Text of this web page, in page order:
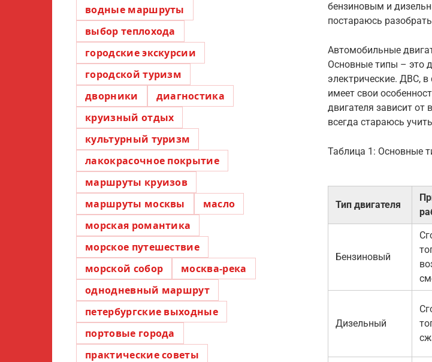
бензиновым и
постараюсь
Автомобильные
Основные типы – это
электрические. ДВС,
имеет свои
двигателя зависит от
всегда стараюсь
Таблица 1: Основные
Тип двигателя
Бензиновый
Дизельный
водные маршруты
выбор теплохода
городские экскурсии
городской туризм
дворники
диагностика
круизный отдых
культурный туризм
лакокрасочное покрытие
маршруты круизов
маршруты москвы
масло
морская романтика
морское путешествие
морской собор
москва-река
однодневный маршрут
петербургские выходные
портовые города
практические советы